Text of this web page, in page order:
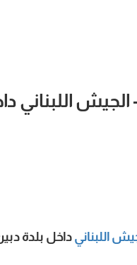
الجيش اللبناني
اللبناني داخل بلدة